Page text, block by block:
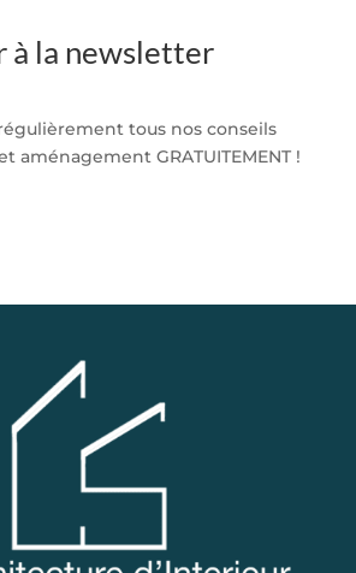
à la newsletter
tous nos conseils
aménagement GRATUITEMENT !